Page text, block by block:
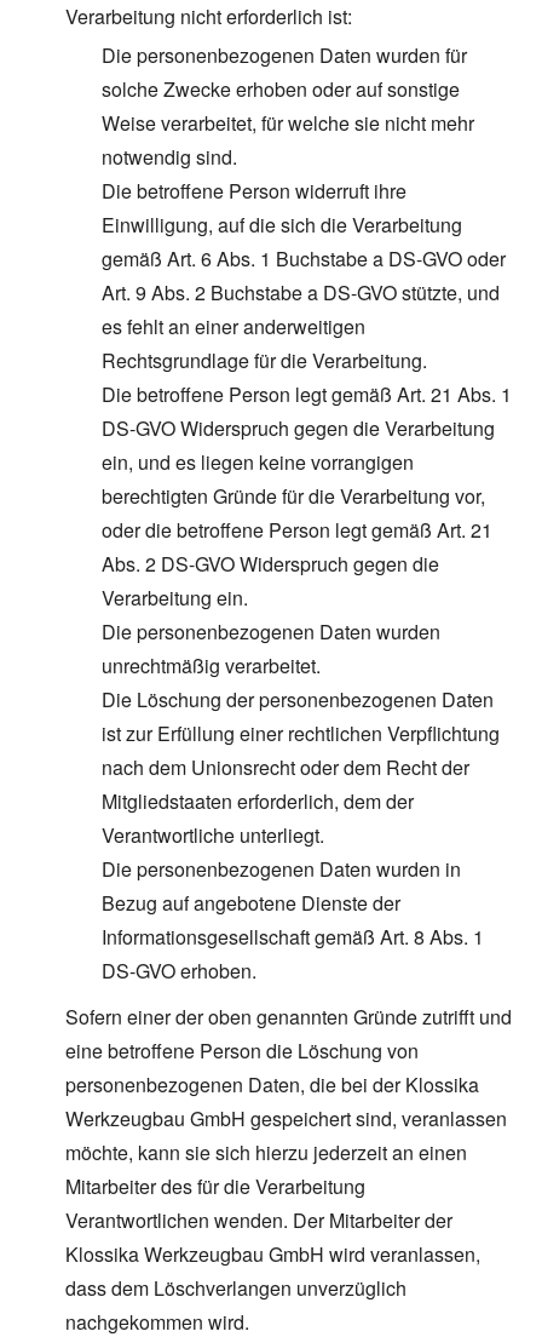
Verarbeitung nicht erforderlich ist:
Die personenbezogenen Daten wurden für
solche Zwecke erhoben oder auf sonstige
Weise verarbeitet, für welche sie nicht mehr
notwendig sind.
Die betroffene Person widerruft ihre
Einwilligung, auf die sich die Verarbeitung
gemäß Art. 6 Abs. 1 Buchstabe a DS-GVO oder
Art. 9 Abs. 2 Buchstabe a DS-GVO stützte, und
es fehlt an einer anderweitigen
Rechtsgrundlage für die Verarbeitung.
Die betroffene Person legt gemäß Art. 21 Abs. 1
DS-GVO Widerspruch gegen die Verarbeitung
ein, und es liegen keine vorrangigen
berechtigten Gründe für die Verarbeitung vor,
oder die betroffene Person legt gemäß Art. 21
Abs. 2 DS-GVO Widerspruch gegen die
Verarbeitung ein.
Die personenbezogenen Daten wurden
unrechtmäßig verarbeitet.
Die Löschung der personenbezogenen Daten
ist zur Erfüllung einer rechtlichen Verpflichtung
nach dem Unionsrecht oder dem Recht der
Mitgliedstaaten erforderlich, dem der
Verantwortliche unterliegt.
Die personenbezogenen Daten wurden in
Bezug auf angebotene Dienste der
Informationsgesellschaft gemäß Art. 8 Abs. 1
DS-GVO erhoben.
Sofern einer der oben genannten Gründe zutrifft und
eine betroffene Person die Löschung von
personenbezogenen Daten, die bei der Klossika
Werkzeugbau GmbH gespeichert sind, veranlassen
möchte, kann sie sich hierzu jederzeit an einen
Mitarbeiter des für die Verarbeitung
Verantwortlichen wenden. Der Mitarbeiter der
Klossika Werkzeugbau GmbH wird veranlassen,
dass dem Löschverlangen unverzüglich
nachgekommen wird.